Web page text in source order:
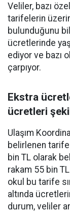
Veliler, bazı
tarifelerin
bulunduğunu
ücretlerinde
ediyor ve bazı
çarpıyor.
Ekstra
ücretleri
Ulaşım
belirlenen
bin TL olarak
rakam 55 bin
okul bu tarife
altında
durum, veliler